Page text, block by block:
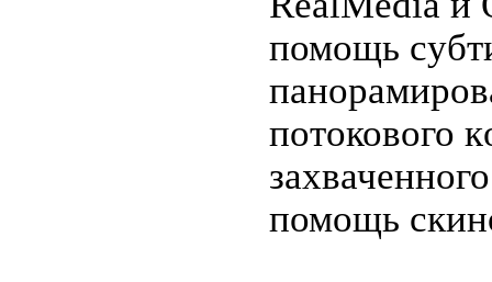
помoщь
потокового
помощь